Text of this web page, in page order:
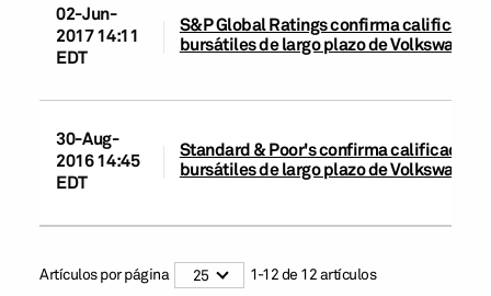
02-Jun-
2017 14:11
EDT
S&P Global Ratings confirma
bursátiles de largo plazo de Volkswagen
30-Aug-
2016 14:45
EDT
Standard & Poor's confirma calificación
bursátiles de largo plazo de Volkswagen
Artículos por página 25 1-12de 12artículos